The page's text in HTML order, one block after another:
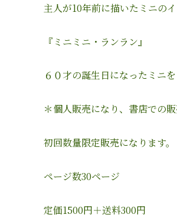
主人が10年前に描いたミニの
『ミニミニ・ランラン』
６０才の誕生日になったミニ
＊個人販売になり、書店での販
初回数量限定販売になります。
ページ数30ページ
定価1500円＋送料300円